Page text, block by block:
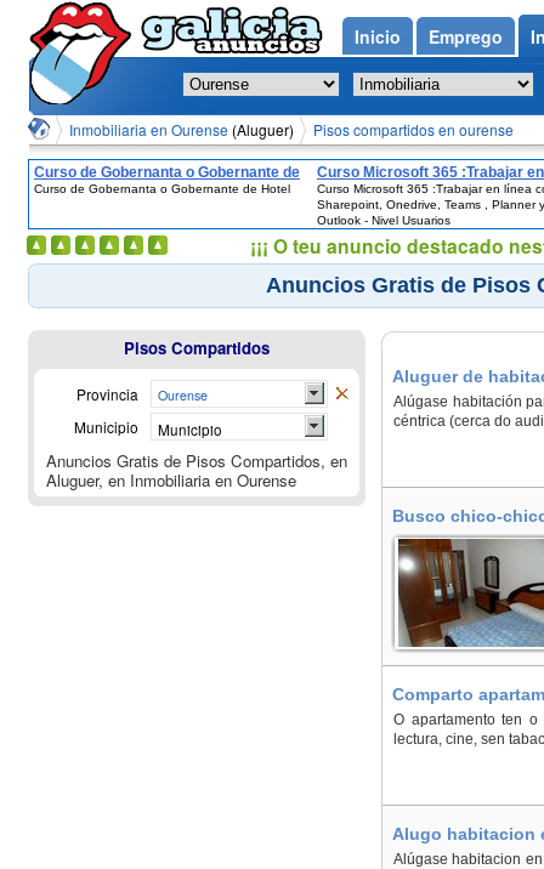
Inmobiliaria en Ourense (Aluguer) Pisos compartidos en ourense
Curso de Gobernanta o Gobernante de
Hotel
Curso de Gobernanta o Gobernante de Hotel
Curso Microsoft 365 :Trabajar
con Sharepoint, Onedrive,
Planner y Outlook - Nivel
Curso Microsoft 365 :Trabajar en línea
Sharepoint, Onedrive, Teams , Planner y
Outlook - Nivel Usuarios
Anuncios Gratis de Pisos
Aluguer de
Alúgase habitación
céntrica (cerca do
Busco chico-
Comparto
O apartamento ten o
lectura, cine, sen
Alugo habitacion
Alúgase habitacion
Pisos Compartidos
Provincia Ourense
Municipio Municipio
Anuncios Gratis de Pisos Compartidos, en
Aluguer, en Inmobiliaria en Ourense
Inicio Emprego
¡¡¡ O teu anuncio destacado